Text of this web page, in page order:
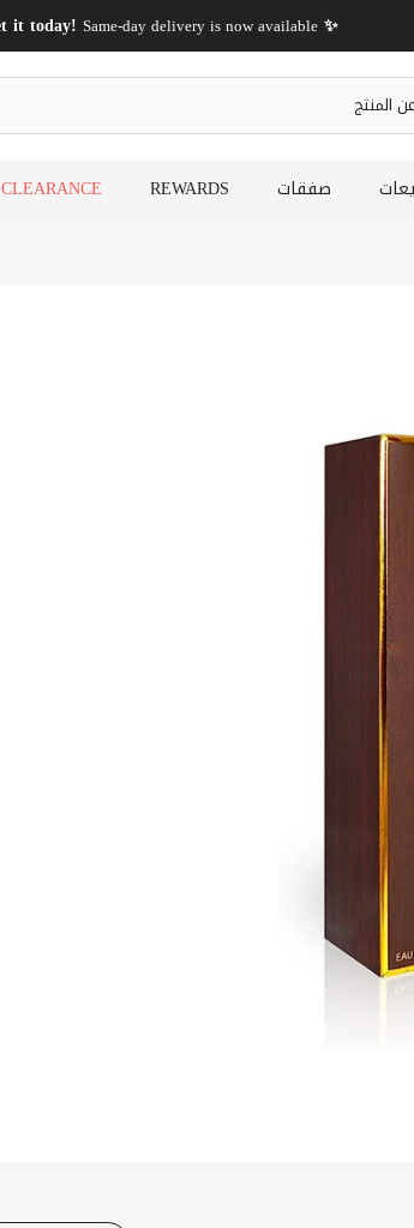
✨ Shop now, get it today!
Same-day delivery is now available!
صفقات REWARDS
CLEARANCE